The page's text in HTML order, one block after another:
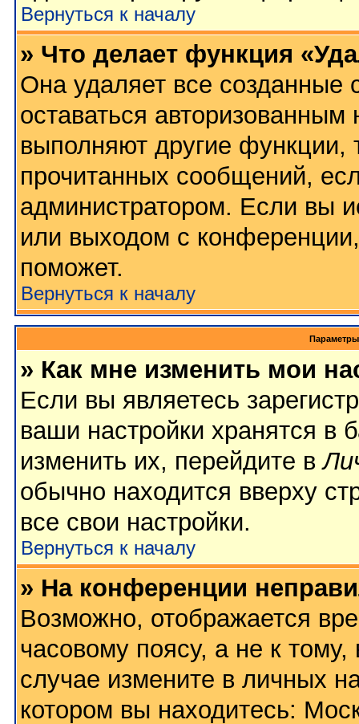
Вернуться к началу
» Что делает функция
Она удаляет все созданные
оставаться
выполняют другие функции,
прочитанных сообщений,
администратором. Если вы
или выходом с
поможет.
Вернуться к началу
Параметры
» Как мне изменить мои
Если вы являетесь
ваши настройки хранятся в
изменить их, перейдите в
обычно находится вверху
все свои настройки.
Вернуться к началу
» На конференции
Возможно, отображается
часовому поясу, а не к
случае измените в личных
котором вы находитесь: